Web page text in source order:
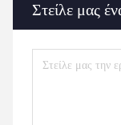
Στείλε μας